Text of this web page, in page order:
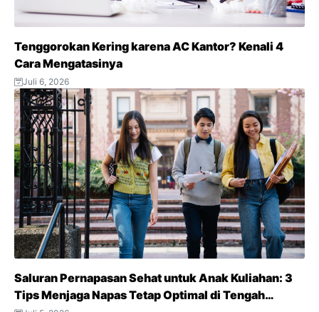
Tenggorokan Kering karena AC Kantor? Kenali 4
Cara Mengatasinya
Juli 6, 2026
Saluran Pernapasan Sehat untuk Anak Kuliahan: 3
Tips Menjaga Napas Tetap Optimal di Tengah